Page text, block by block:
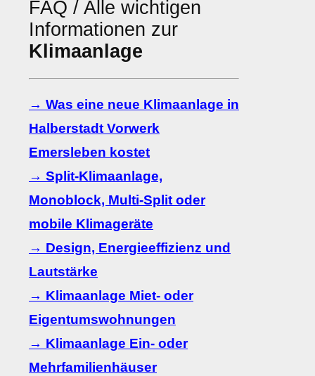
FAQ / Alle wichtigen
Informationen zur
Klimaanlage
→ Was eine neue Klimaanlage in
Halberstadt Vorwerk
Emersleben kostet
→ Split-Klimaanlage,
Monoblock, Multi-Split oder
mobile Klimageräte
→ Design, Energieeffizienz und
Lautstärke
→ Klimaanlage Miet- oder
Eigentumswohnungen
→ Klimaanlage Ein- oder
Mehrfamilienhäuser